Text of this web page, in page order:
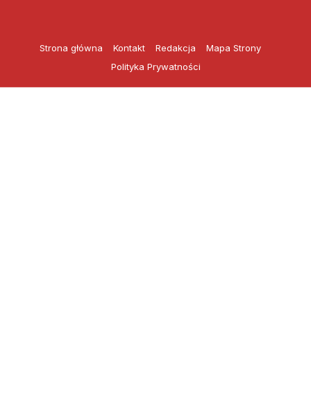
Strona główna Kontakt Redakcja
Mapa Strony
Polityka Prywatności